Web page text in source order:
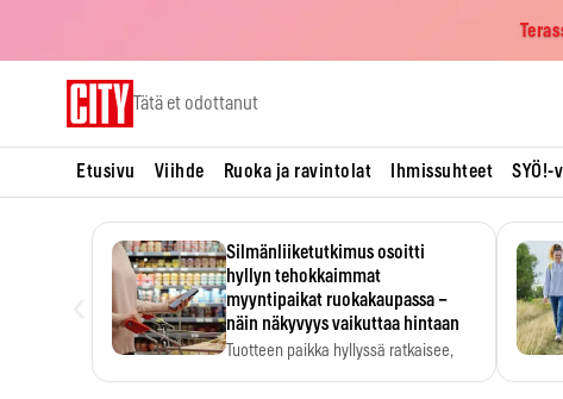
Tätä et odottanut
Etusivu Viihde Ruoka ja ravintolat Ihmissuhteet SYÖ!-
Silmänliiketutkimus osoitti
hyllyn tehokkaimmat
myyntipaikat ruokakaupassa –
näin näkyvyys vaikuttaa hintaan
Tuotteen paikka hyllyssä ratkaisee,